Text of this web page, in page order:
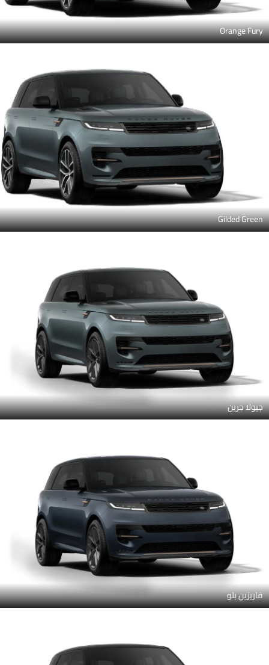
Orange Fury
Gilded Green
جيولا جرين
فاريزين بلو